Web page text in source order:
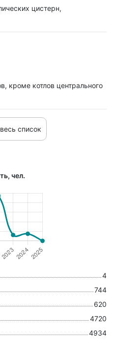
цистерн,
кроме котлов центрального
список
чел.
4
744
620
4720
4934